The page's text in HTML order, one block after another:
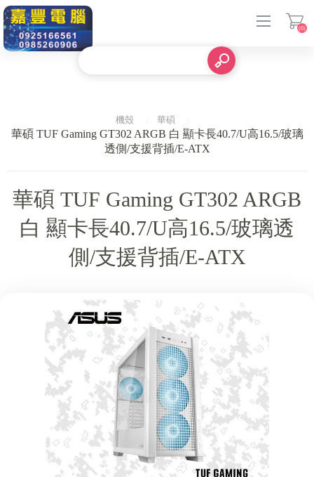
(0)
機殼 華碩
華碩 TUF Gaming GT302 ARGB 白 顯卡長40.7/U高16.5/玻璃
透側/支援背插/E-ATX
華碩 TUF Gaming GT302 ARGB
白 顯卡長40.7/U高16.5/玻璃透
側/支援背插/E-ATX